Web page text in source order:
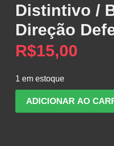
Distintivo /
Direção
R$15,00
1 em estoque
ADICIONAR AO